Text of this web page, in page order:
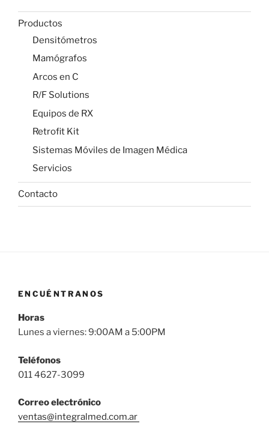
Productos
Densitómetros
Mamógrafos
Arcos en C
R/F Solutions
Equipos de RX
Retrofit Kit
Sistemas Móviles de Imagen Médica
Servicios
Contacto
ENCUÉNTRANOS
Horas
Lunes a viernes: 9:00AM a 5:00PM
Teléfonos
011 4627-3099
Correoelectrónico
ventas@integralmed.com.ar